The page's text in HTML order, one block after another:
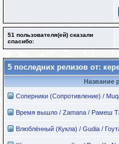
51 пользователя(ей) сказали
cпасибо:
5 последних релизов от:
Название
Соперники (Сопротивление) /
Время вышло / Zamana / Рамеш
Влюблённый (Кукла) / Gudia /